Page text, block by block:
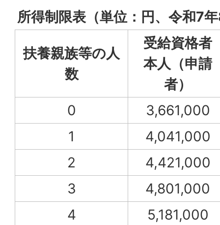
所得制限表（単位：円、令和7
扶養親族等の人
数
受給資格者
本人（申請
者）
0
3,661,000
1
4,041,000
2
4,421,000
3
4,801,000
4
5,181,000